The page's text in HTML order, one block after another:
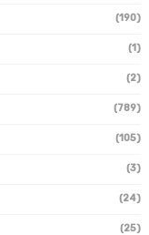
(190)
(1)
(2)
(789)
(105)
(3)
(24)
(25)